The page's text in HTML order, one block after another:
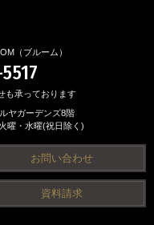
（ブルーム）
も承っております
ヤガーデンズ8階
曜・水曜(祝日除く)
お問い合わせ
資料請求